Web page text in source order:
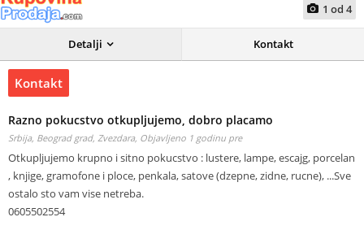
1 od 4
Detalji Kontakt
Kontakt
Razno pokucstvo otkupljujemo, dobro placamo
Srbija, Beograd grad, Zvezdara, Objavljeno 1 godinu pre
Otkupljujemo krupno i sitno pokucstvo : lustere, lampe, escajg, porcelan
, knjige, gramofone i ploce, penkala, satove (dzepne, zidne, rucne), ...Sve
ostalo sto vam vise netreba.
0605502554